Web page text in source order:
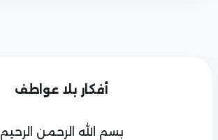
أفكار بلا عواطف
بسم الله الرحمن الرحيم